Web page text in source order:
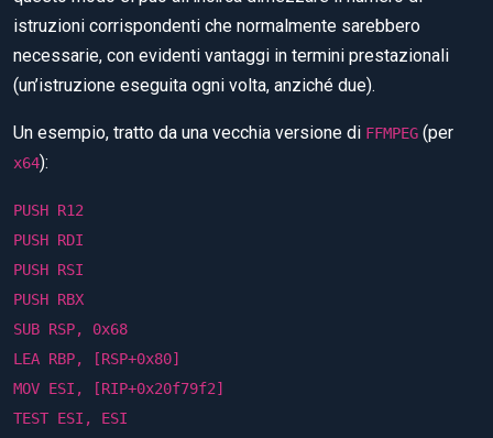
istruzioni corrispondenti che normalmente sarebbero
necessarie, con evidenti vantaggi in termini prestazionali
(un’istruzione eseguita ogni volta, anziché due).
Un esempio, tratto da una vecchia versione di FFMPEG (per
x64):
PUSH R12
PUSH RDI
PUSH RSI
PUSH RBX
SUB RSP, 0x68
LEA RBP, [RSP+0x80]
MOV ESI, [RIP+0x20f79f2]
TEST ESI, ESI